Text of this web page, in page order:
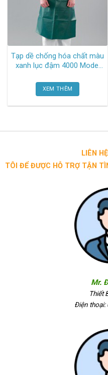
Tạp dề chống hóa chất màu
xanh lục đậm 4000 Model
XEM THÊM
LIÊN HỆ NHÂN
TÔI ĐỂ ĐƯỢC HỖ TRỢ TẬN
Mr.
Thiết
Điện